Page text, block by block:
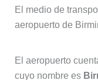
El medio de
aeropuerto de
El aeropuerto
cuyo nombre es